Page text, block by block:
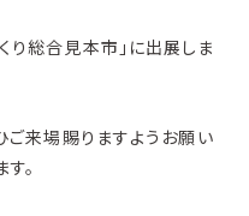
総合見本市」に出展しま
ご来場賜りますようお願い
。​